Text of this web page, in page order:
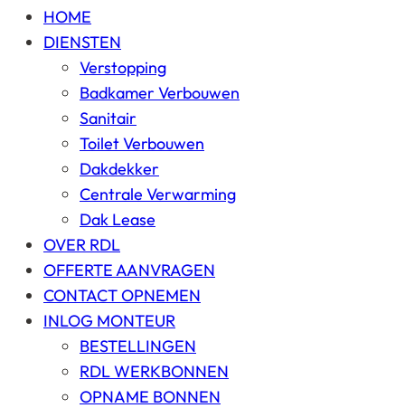
HOME
DIENSTEN
Verstopping
Badkamer Verbouwen
Sanitair
Toilet Verbouwen
Dakdekker
Centrale Verwarming
Dak Lease
OVER RDL
OFFERTE AANVRAGEN
CONTACT OPNEMEN
INLOG MONTEUR
BESTELLINGEN
RDL WERKBONNEN
OPNAME BONNEN